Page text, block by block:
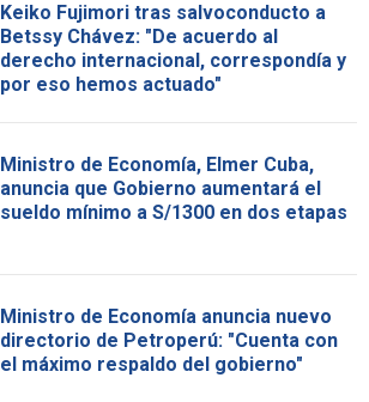
Keiko Fujimori tras salvoconducto a
Betssy Chávez: "De acuerdo al
derecho internacional, correspondía y
por eso hemos actuado"
Ministro de Economía, Elmer Cuba,
anuncia que Gobierno aumentará el
sueldo mínimo a S/1300 en dos etapas
Ministro de Economía anuncia nuevo
directorio de Petroperú: "Cuenta con
el máximo respaldo del gobierno"